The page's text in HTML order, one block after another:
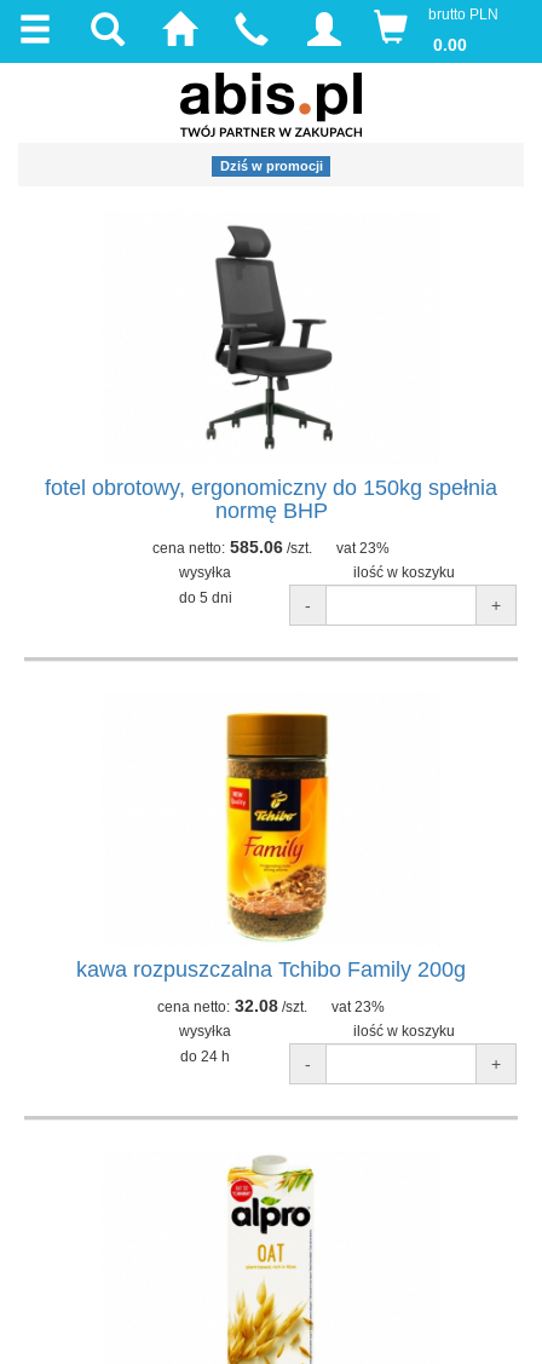
brutto PLN
0.00
Dziś w promocji
fotel obrotowy, ergonomiczny do 150kg spełnia
normę BHP
cena netto: 585.06 /szt.
vat 23%
wysyłka
ilość w koszyku
do 5 dni
- +
kawa rozpuszczalna Tchibo Family 200g
cena netto: 32.08 /szt.
vat 23%
wysyłka
ilość w koszyku
do 24 h
- +